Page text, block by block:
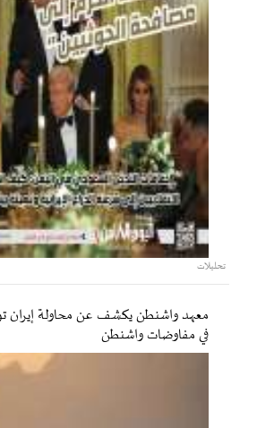
تحليلات
معهد واشنطن يكشف عن محاولة
في مفاوضات واشنطن